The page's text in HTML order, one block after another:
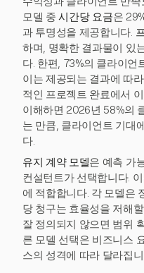
모델 중시간당 요금은
과 투명성을 제공합니다.
하며, 명확한 결과물이 있
다. 한편, 73%의 클라이언
이는 제공되는 결과에 따
적인 프로젝트 완료에서
이해하면 2026년 58%의
는 만큼, 클라이언트 기대
다.
유지 계약 모델은 예측 가
컨설턴트가 선택합니다.
에 적합합니다. 각 모델은
당 청구는 효율성을 저해
잘 정의되지 않으면 범위
른 모델 선택은 비즈니스
스의 성격에 따라 달라집